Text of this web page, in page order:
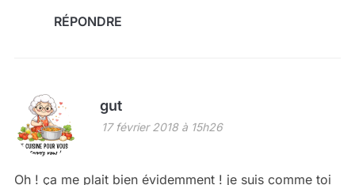
RÉPONDRE
gut
17 février 2018 à 15h26
Oh ! ça me plait bien évidemment ! je suis comme toi